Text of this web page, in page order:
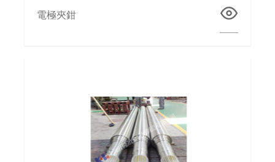
電極夾鉗